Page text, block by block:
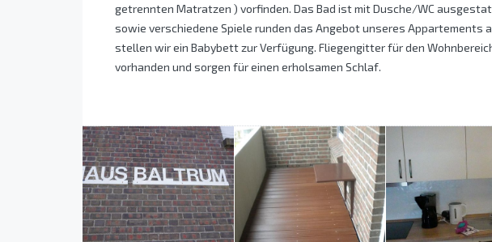
getrennten Matratzen ) vorfinden. Das Bad ist mit Dusche/WC
sowie verschiedene Spiele runden das Angebot unseres Appartements
stellen wir ein Babybett zur Verfügung. Fliegengitter für den
vorhanden und sorgen für einen erholsamen Schlaf.